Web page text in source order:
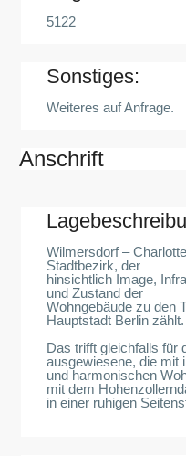
5122
Sonstiges:
Weiteres auf Anfrage.
Anschrift
Wilmersdorf –
Stadtbezirk, der
hinsichtlich Image,
und Zustand der
Wohngebäude zu den
Hauptstadt Berlin zählt.
Das trifft gleichfalls für
ausgewiesene, die mit
und harmonischen
mit dem
in einer ruhigen